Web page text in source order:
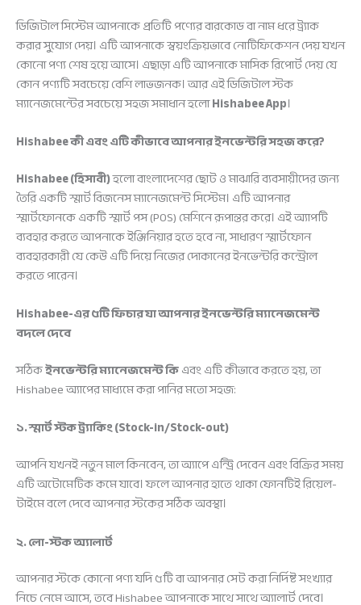
ডিজিটাল সিস্টেম আপনাকে প্রতিটি পণ্যের বারকোড বা নাম ধরে ট্র্যাক
করার সুযোগ দেয়। এটি আপনাকে স্বয়ংক্রিয়ভাবে নোটিফিকেশন দেয় যখন
কোনো পণ্য শেষ হয়ে আসে। এছাড়া এটি আপনাকে মাসিক রিপোর্ট দেয় যে
কোন পণ্যটি সবচেয়ে বেশি লাভজনক। আর এই ডিজিটাল স্টক
ম্যানেজমেন্টের সবচেয়ে সহজ সমাধান হলোHishabee App।
Hishabee কী এবং এটি কীভাবে আপনার ইনভেন্টরি সহজ করে?
Hishabee (হিসাবী)হলো বাংলাদেশের ছোট ও মাঝারি ব্যবসায়ীদের জন্য
তৈরি একটি স্মার্ট বিজনেস ম্যানেজমেন্ট সিস্টেম। এটি আপনার
স্মার্টফোনকে একটি স্মার্ট পস (POS) মেশিনে রূপান্তর করে। এই অ্যাপটি
ব্যবহার করতে আপনাকে ইঞ্জিনিয়ার হতে হবে না, সাধারণ স্মার্টফোন
ব্যবহারকারী যে কেউ এটি দিয়ে নিজের দোকানের ইনভেন্টরি কন্ট্রোল
করতে পারেন।
Hishabee-এর ৫টি ফিচার যা আপনার ইনভেন্টরি ম্যানেজমেন্ট
বদলে দেবে
সঠিকইনভেন্টরি ম্যানেজমেন্ট কিএবং এটি কীভাবে করতে হয়, তা
Hishabee অ্যাপের মাধ্যমে করা পানির মতো সহজ:
১. স্মার্ট স্টক ট্র্যাকিং (Stock-in/Stock-out)
আপনি যখনই নতুন মাল কিনবেন, তা অ্যাপে এন্ট্রি দেবেন এবং বিক্রির সময়
এটি অটোমেটিক কমে যাবে। ফলে আপনার হাতে থাকা ফোনটিই রিয়েল-
টাইমে বলে দেবে আপনার স্টকের সঠিক অবস্থা।
২. লো-স্টক অ্যালার্ট
আপনার স্টকে কোনো পণ্য যদি ৫টি বা আপনার সেট করা নির্দিষ্ট সংখ্যার
নিচে নেমে আসে, তবে Hishabee আপনাকে সাথে সাথে অ্যালার্ট দেবে।